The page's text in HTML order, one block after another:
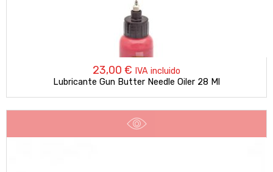
23,00 € IVA incluido
Lubricante Gun Butter Needle Oiler 28 Ml